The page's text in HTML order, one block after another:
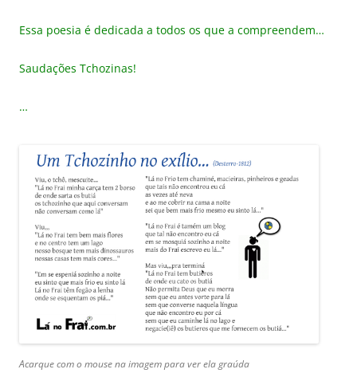
Essa poesia é dedicada a todos os que a compreendem…
Saudações Tchozinas!
…
Acarque com o mouse na imagem para ver ela graúda